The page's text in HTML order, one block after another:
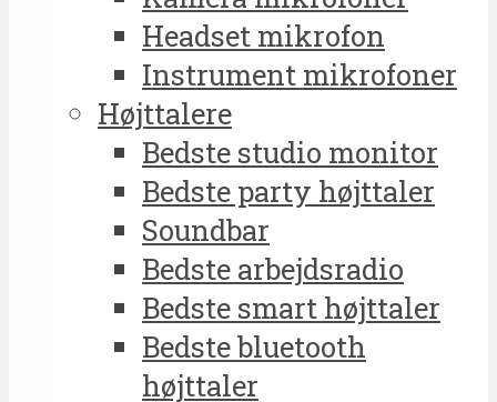
Headset mikrofon
Instrument mikrofoner
Højttalere
Bedste studio monitor
Bedste party højttaler
Soundbar
Bedste arbejdsradio
Bedste smart højttaler
Bedste bluetooth
højttaler